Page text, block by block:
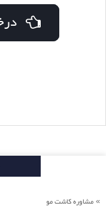
» مشاوره کاشت مو